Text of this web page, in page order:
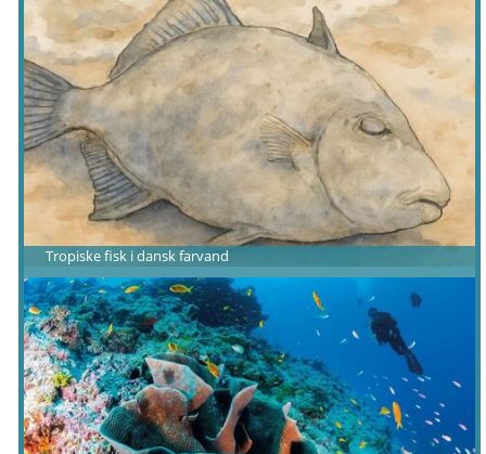
Tropiske fisk i dansk farvand